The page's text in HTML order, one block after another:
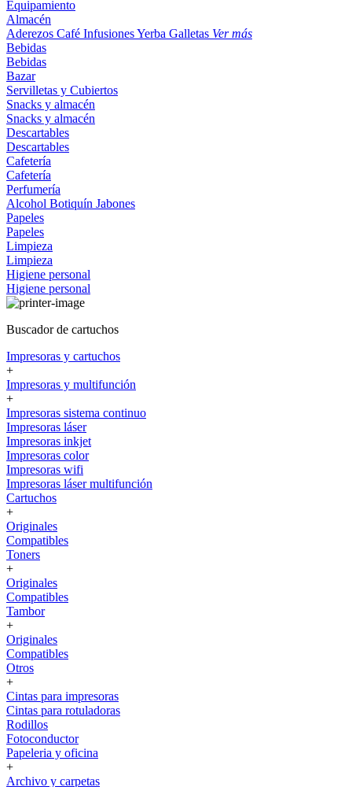
Equipamiento
Almacén
Aderezos Café InfusionesYerba Galletas Ver más
Bebidas
Bebidas
Bazar
Servilletas y Cubiertos
Snacks y almacén
Snacks y almacén
Descartables
Descartables
Cafetería
Cafetería
Perfumería
Alcohol Botiquín Jabones
Papeles
Papeles
Limpieza
Limpieza
Higiene personal
Higiene personal
Buscador de cartuchos
Impresoras y cartuchos
+
Impresoras y multifunción
+
Impresoras sistema continuo
Impresoras láser
Impresoras inkjet
Impresoras color
Impresoras wifi
Impresoras láser multifunción
Cartuchos
+
Originales
Compatibles
Toners
+
Originales
Compatibles
Tambor
+
Originales
Compatibles
Otros
+
Cintas para impresoras
Cintas para rotuladoras
Rodillos
Fotoconductor
Papeleria y oficina
+
Archivo y carpetas